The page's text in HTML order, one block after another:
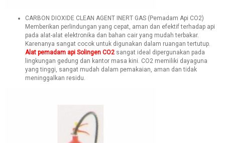
CARBON DIOXIDE CLEAN AGENT INERT GAS (Pemadam Api CO2)
Memberikan perlindungan yang cepat, aman dan efektif terhadap api
pada alat-alat elektronika dan bahan cair yang mudah terbakar.
Karenanya sangat cocok untuk digunakan dalam ruangan tertutup.
Alat pemadam api Solingen CO2 sangat ideal dipergunakan pada
lingkungan gedung dan kantor masa kini. CO2 memiliki dayaguna
yang tinggi, sangat mudah dalam pemakaian, aman dan tidak
meninggalkan residu.